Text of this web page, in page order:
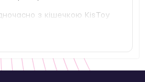
з кішечкою KisToy
цю кішечку в трьох
м'язів, щоб
а також - для ласк